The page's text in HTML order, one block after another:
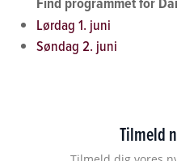
Lørdag 1. juni
Søndag 2. juni
Tilmeld